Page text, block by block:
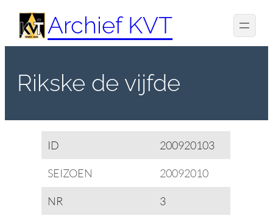
Spring
naar
de
Archief KVT
Rikske de vijfde
ID 200920103
SEIZOEN 20092010
NR 3